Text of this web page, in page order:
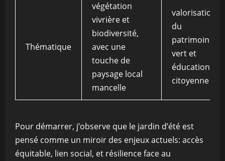
Thématique
végétation
vivrière et
biodiversité,
avec une
touche de
paysage local
mancelle
valorisation
du
patrimoine
vert et
éducation
citoyenne
Pour démarrer, j’observe que le jardin d’été est
pensé comme un miroir des enjeux actuels: accès
équitable, lien social, et résilience face au